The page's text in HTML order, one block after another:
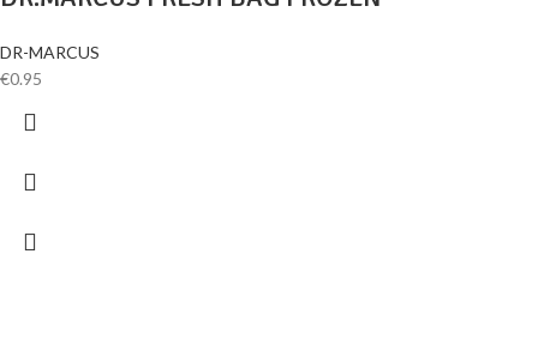
DR-MARCUS
€0.95